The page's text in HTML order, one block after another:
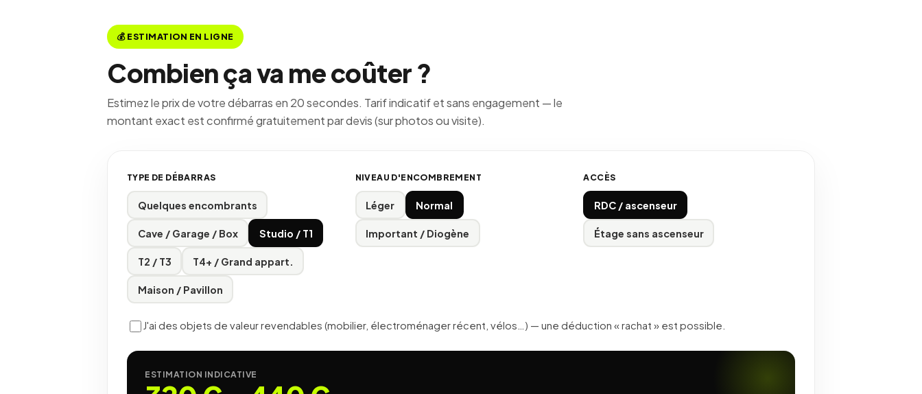
💰 ESTIMATION EN LIGNE
Combien ça va me coûter ?
Estimez le prix de votre débarras en 20 secondes. Tarif indicatif et sans engagement — le
montant exact est confirmé gratuitement par devis (sur photos ou visite).
TYPE DE DÉBARRAS
Quelques encombrants
Cave / Garage / Box Studio / T1
T2 / T3 T4+ / Grand appart.
Maison / Pavillon
NIVEAU D'ENCOMBREMENT
Léger Normal
Important / Diogène
ACCÈS
RDC / ascenseur
Étage sans ascenseur
J'ai des objets de valeur revendables (mobilier, électroménager récent, vélos…) — une déduction « rachat » est possible.
ESTIMATION INDICATIVE